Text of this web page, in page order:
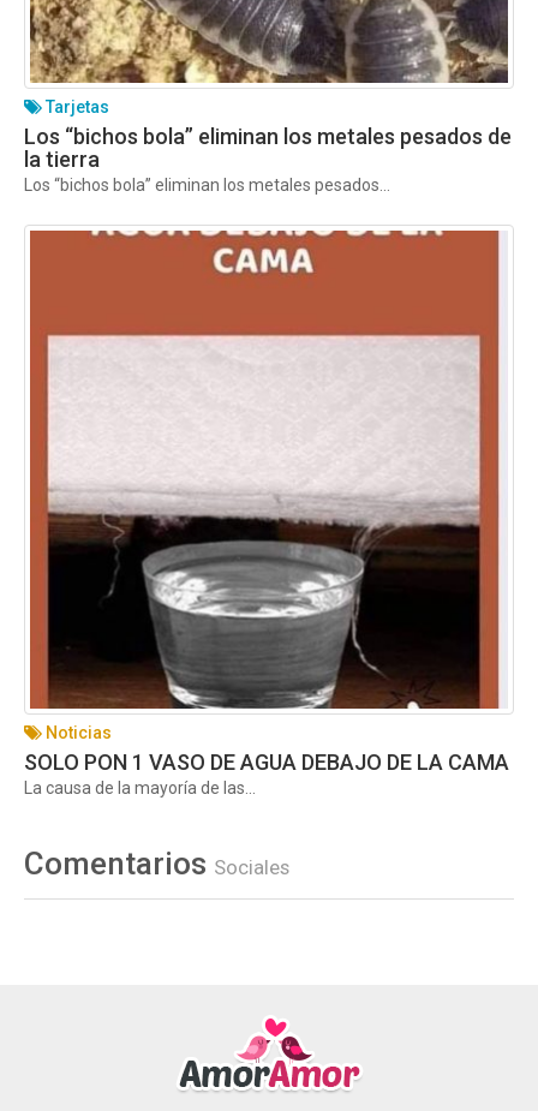
Tarjetas
Los “bichos bola” eliminan los metales pesados de
la tierra
Los “bichos bola” eliminan los metales pesados...
Noticias
SOLO PON 1 VASO DE AGUA DEBAJO DE LA CAMA
La causa de la mayoría de las...
Comentarios Sociales